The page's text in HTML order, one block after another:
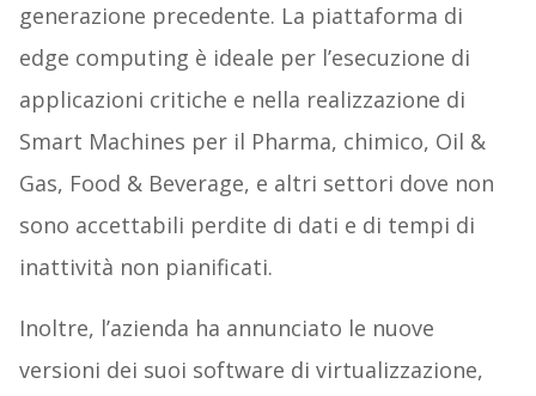
generazione precedente. La piattaforma di
edge computing è ideale per l’esecuzione di
applicazioni critiche e nella realizzazione di
Smart Machines per il Pharma, chimico, Oil &
Gas, Food & Beverage, e altri settori dove non
sono accettabili perdite di dati e di tempi di
inattività non pianificati.
Inoltre, l’azienda ha annunciato le nuove
versioni dei suoi software di virtualizzazione,